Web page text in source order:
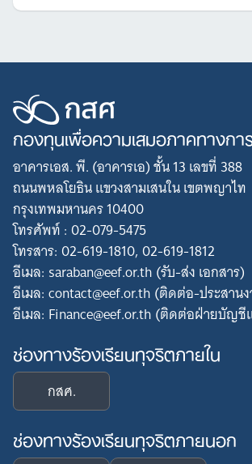
กองทุนเพื่อความเสมอภาคทางก
อาคารเอส. พี. (อาคารเอ) ชั้น 13 เลขที่ 388
ถนนพหลโยธิน แขวงสามเสนใน เขตพญาไท
กรุงเทพมหานคร 10400
โทรศัพท์ : 02-079-5475
โทรสาร: 02-619-1810, 02-619-1812
อีเมล: saraban@eef.or.th (รับ-ส่ง เอกสาร)
อีเมล: contact@eef.or.th (ติดต่อ-ประสาน
อีเมล: Finance@eef.or.th (ติดต่อฝ่ายบัญชี
ช่องทางร้องเรียนทุจริตภายใน
กสศ.
ช่องทางร้องเรียนทุจริตภายนอก